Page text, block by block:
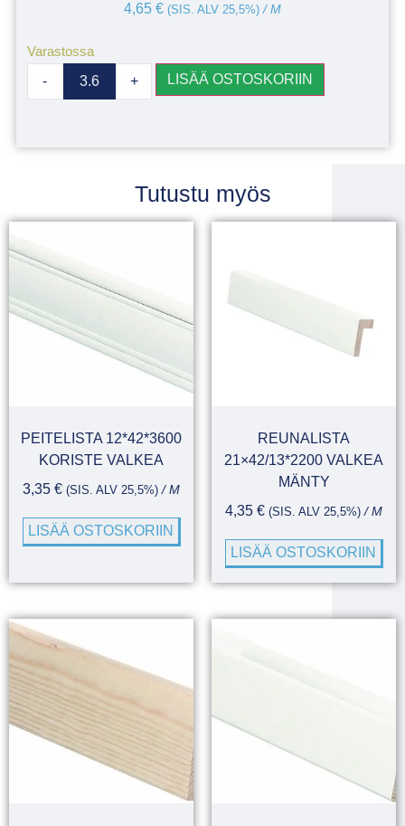
4,65 € (SIS. ALV 25,5%) / M
Varastossa
- + LISÄÄ OSTOSKORIIN
Tutustu myös
PEITELISTA 12*42*3600
KORISTE VALKEA
3,35 € (SIS. ALV 25,5%) / M
LISÄÄ OSTOSKORIIN
REUNALISTA
21×42/13*2200 VALKEA
MÄNTY
4,35 € (SIS. ALV 25,5%) / M
LISÄÄ OSTOSKORIIN